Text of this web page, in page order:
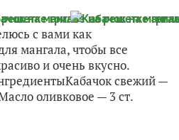
с вами как
мангала, чтобы все
и очень вкусно.
свежий —
оливковое — 3 ст.